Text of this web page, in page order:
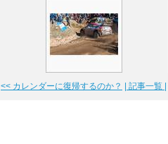
<< カレンダーに復帰するのか？ | 記事一覧 |